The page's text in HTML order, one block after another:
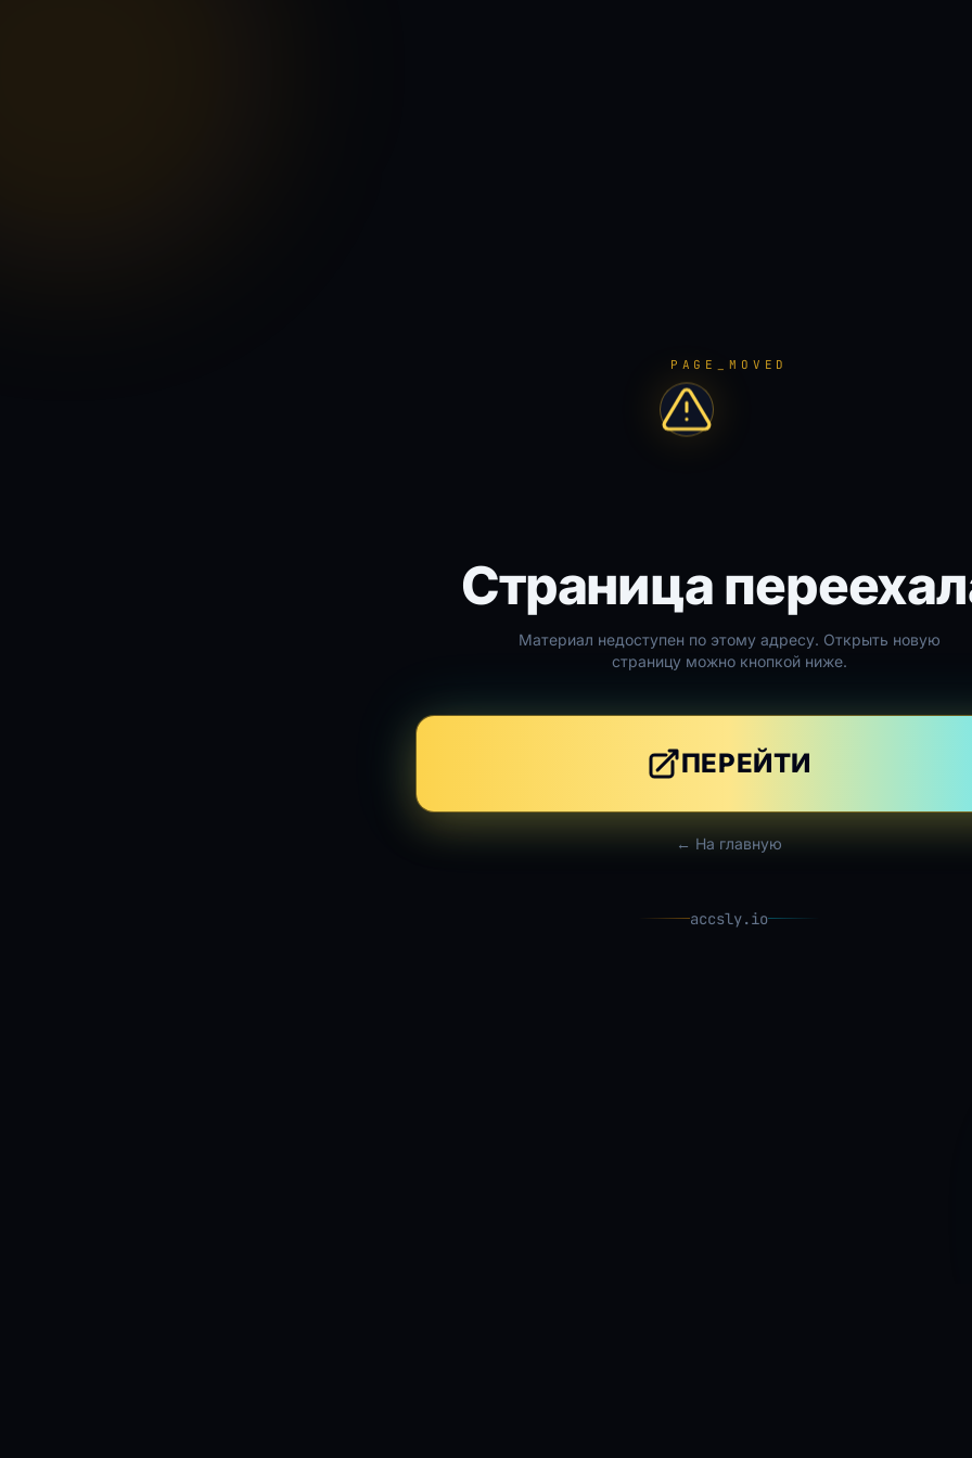
PAGE_MOVED
Страница
Материал недоступен по этому адресу. Открыть новую
страницу можно кнопкой ниже.
ПЕРЕЙТИ
← На главную
accsly.io